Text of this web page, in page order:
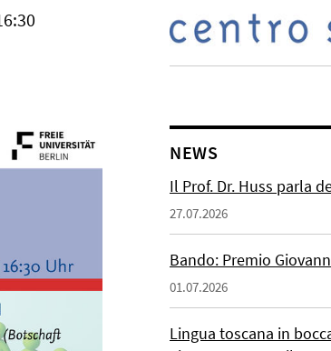
NEWS
Il Prof. Dr. Huss parla
27.07.2026
Bando: Premio
01.07.2026
Lingua toscana in